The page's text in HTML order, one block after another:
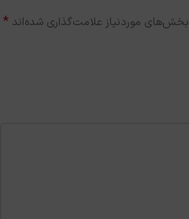
بخش‌های موردنیاز علامت‌گذاری شده‌اند *